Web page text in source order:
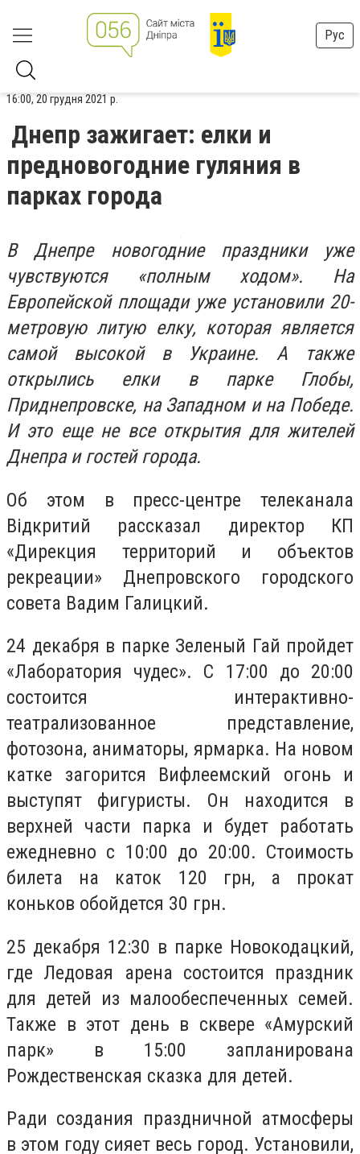
Рус
16:00, 20 грудня 2021 р.
Днепр зажигает: елки и
предновогодние гуляния в
парках города
В Днепре новогодние праздники уже
чувствуются «полным ходом». На
Европейской площади уже установили 20-
метровую литую елку, которая является
самой высокой в Украине. А также
открылись елки в парке Глобы,
Приднепровске, на Западном и на Победе.
И это еще не все открытия для жителей
Днепра и гостей города.
Об этом в пресс-центре телеканала
Відкритий рассказал директор КП
«Дирекция территорий и объектов
рекреации» Днепровского городского
совета Вадим Галицкий.
24 декабря в парке Зеленый Гай пройдет
«Лаборатория чудес». С 17:00 до 20:00
состоится интерактивно-
театрализованное представление,
фотозона, аниматоры, ярмарка. На новом
катке загорится Вифлеемский огонь и
выступят фигуристы. Он находится в
верхней части парка и будет работать
ежедневно с 10:00 до 20:00. Стоимость
билета на каток 120 грн, а прокат
коньков обойдется 30 грн.
25 декабря 12:30 в парке Новокодацкий,
где Ледовая арена состоится праздник
для детей из малообеспеченных семей.
Также в этот день в сквере «Амурский
парк» в 15:00 запланирована
Рождественская сказка для детей.
Ради создания праздничной атмосферы
в этом году сияет весь город. Установили,